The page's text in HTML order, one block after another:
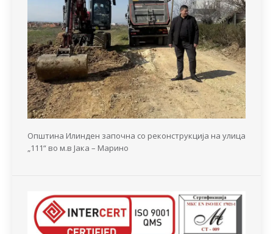
Општина Илинден започна со реконструкција на улица
„111“ во м.в Јака – Марино